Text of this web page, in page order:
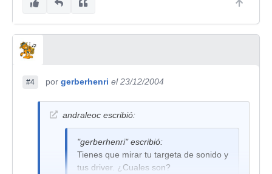
#4 por gerberhenri el 23/12/2004
andraleoc escribió:
"gerberhenri" escribió:
Tienes que mirar tu targeta de sonido y
tus driver. ¿Cuales son?